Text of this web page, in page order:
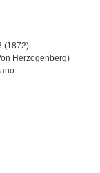
(1872)
Herzogenberg)